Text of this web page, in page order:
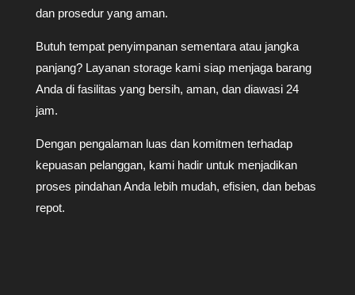
dan prosedur yang aman.
Butuh tempat penyimpanan sementara atau jangka
panjang? Layanan storage kami siap menjaga barang
Anda di fasilitas yang bersih, aman, dan diawasi 24
jam.
Dengan pengalaman luas dan komitmen terhadap
kepuasan pelanggan, kami hadir untuk menjadikan
proses pindahan Anda lebih mudah, efisien, dan bebas
repot.